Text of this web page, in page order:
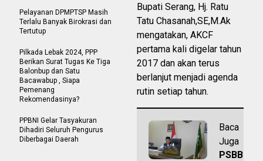
Bupati Serang, Hj. Ratu
Tatu Chasanah,SE,M.Ak
mengatakan, AKCF
pertama kali digelar tahun
2017 dan akan terus
berlanjut menjadi agenda
rutin setiap tahun.
Baca
Juga
PSBB
Pelayanan DPMPTSP Masih
Terlalu Banyak Birokrasi dan
Tertutup
Pilkada Lebak 2024, PPP
Berikan Surat Tugas Ke Tiga
Balonbup dan Satu
Bacawabup , Siapa
Pemenang
Rekomendasinya?
PPBNI Gelar Tasyakuran
Dihadiri Seluruh Pengurus
Diberbagai Daerah